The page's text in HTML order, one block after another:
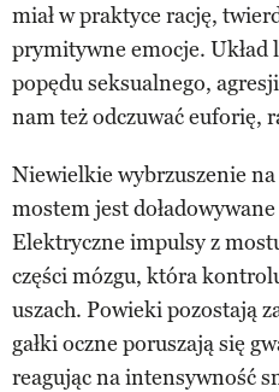
miał w praktyce rację,
prymitywne emocje.
popędu seksualnego,
nam też odczuwać euforię,
Niewielkie wybrzuszenie
mostem jest
Elektryczne impulsy z
części mózgu, która
uszach. Powieki pozostają
gałki oczne poruszają się
reagując na intensywność